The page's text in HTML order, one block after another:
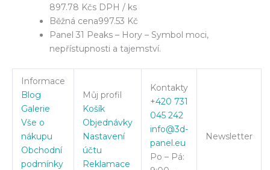
897.78 Kčs DPH / ks
Běžná cena997.53 Kč
Panel 31 Peaks – Hory – Symbol moci,
nepřístupnosti a tajemství.
Informace
Blog
Galerie
Vše o
nákupu
Obchodní
podmínky
Můj profil
Košík
Objednávky
Nastavení
účtu
Reklamace
Kontakty
+420 731
045 242
info@3d-
panel.eu
Po – Pá:
Newsletter